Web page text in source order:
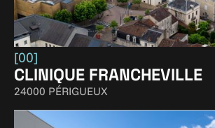
[00]
CLINIQUE FRANCHEVILLE
24000 PÉRIGUEUX